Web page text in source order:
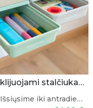
Priklijuojami stalčiukai 2 vnt.
Išsiųsime iki antradienio